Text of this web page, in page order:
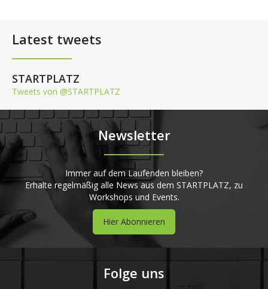
Latest tweets
STARTPLATZ
Tweets von @STARTPLATZ
Newsletter
Immer auf dem Laufenden bleiben?
Erhalte regelmäßig alle News aus dem STARTPLATZ, zu
Workshops und Events.
Hier Abonnieren
Folge uns